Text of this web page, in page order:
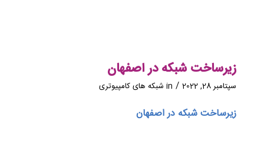
زیرساخت شبکه در اصفهان
سپتامبر 28, 2022 /
in شبکه های کامپیوتری
زیرساخت شبکه در اصفهان